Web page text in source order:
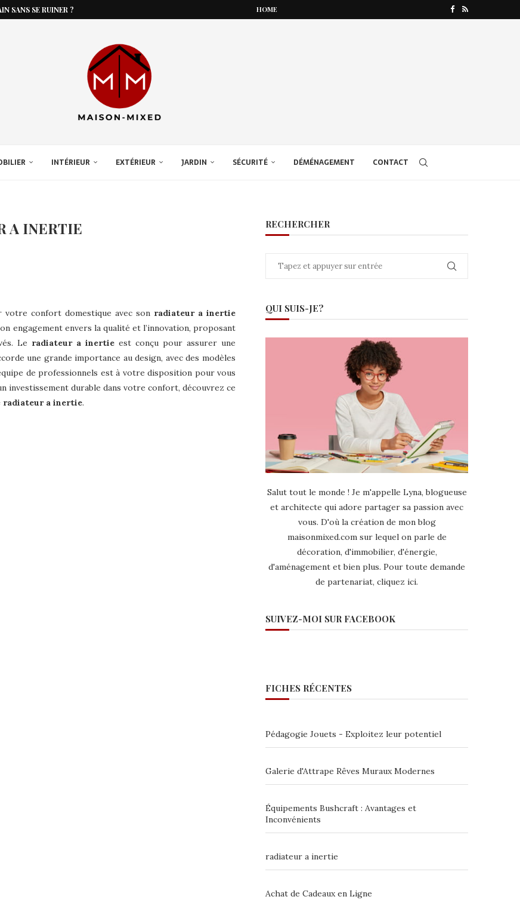
SANS SE RUINER ? HOME
INTÉRIEUR EXTÉRIEUR JARDIN SÉCURITÉ DÉMÉNAGEMENT CONTACT
A INERTIE
confort domestique avec son radiateur a inertie
engagement envers la qualité et l’innovation, proposant
Le radiateur a inertie est conçu pour assurer une
une grande importance au design, avec des modèles
de professionnels est à votre disposition pour vous
investissement durable dans votre confort, découvrez ce
radiateur a inertie.
RECHERCHER
QUI SUIS-JE?
Salut tout le monde ! Je m'appelle Lyna, blogueuse
et architecte qui adore partager sa passion avec
vous. D'où la création de mon blog
maisonmixed.com sur lequel on parle de
décoration, d'immobilier, d'énergie,
d'aménagement et bien plus. Pour toute demande
de partenariat, cliquez ici.
SUIVEZ-MOI SUR FACEBOOK
FICHES RÉCENTES
Pédagogie Jouets - Exploitez leur potentiel
Galerie d'Attrape Rêves Muraux Modernes
Équipements Bushcraft : Avantages et
Inconvénients
radiateur a inertie
Achat de Cadeaux en Ligne